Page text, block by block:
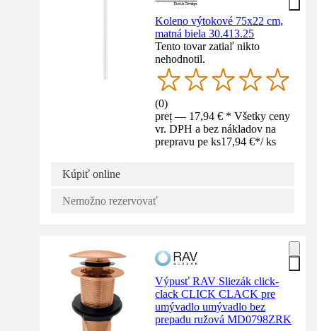
Koleno výtokové 75x22 cm,
matná biela 30.413.25
Tento tovar zatiaľ nikto
nehodnotil.
(0)
preț — 17,94 € * Všetky ceny
vr. DPH a bez nákladov na
prepravu pe ks17,94 €*/ ks
Kúpiť online
Nemožno rezervovať
Výpusť RAV Sliezák click-
clack CLICK CLACK pre
umývadlo umývadlo bez
prepadu ružová MD0798ZRK